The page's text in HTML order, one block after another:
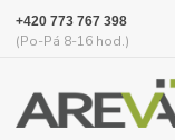
+420 773 767 398
(Po-Pá 8-16 hod.)